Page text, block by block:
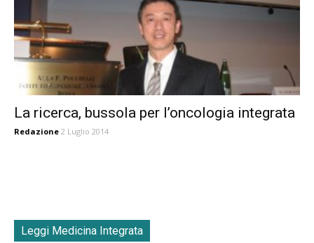
La ricerca, bussola per l’oncologia integrata
Redazione 2 Luglio 2014
Leggi Medicina Integrata